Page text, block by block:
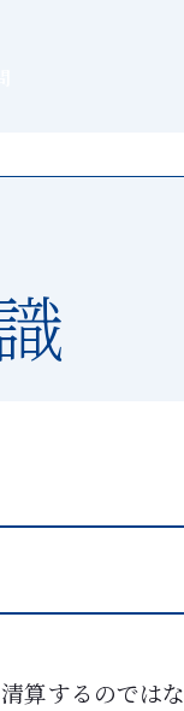
算するのでは